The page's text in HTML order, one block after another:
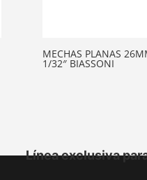
MECHAS PLANAS
1/32″ BIASSONI
Línea exclusiva